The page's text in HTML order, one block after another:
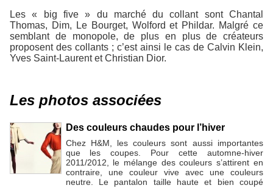
Les « big five » du marché du collant sont Chantal
Thomas, Dim, Le Bourget, Wolford et Phildar. Malgré ce
semblant de monopole, de plus en plus de créateurs
proposent des collants ; c’est ainsi le cas de Calvin Klein,
Yves Saint-Laurent et Christian Dior.
Les photos associées
Des couleurs chaudes pour l’hiver
Chez H&M, les couleurs sont aussi importantes
que les coupes. Pour cette automne-hiver
2011/2012, le mélange des couleurs s’attirent en
contraire, une couleur vive avec une couleurs
neutre. Le pantalon taille haute et bien coupé